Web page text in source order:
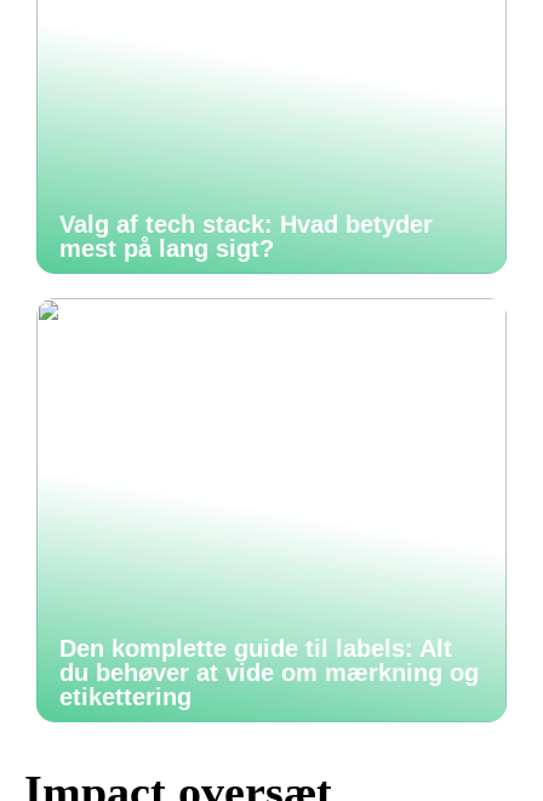
Valg af tech stack: Hvad betyder
mest på lang sigt?
Den komplette guide til labels: Alt
du behøver at vide om mærkning og
etikettering